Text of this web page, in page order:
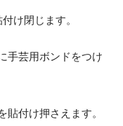
け閉じます。
手芸用ボンドをつけ
付け押さえます。